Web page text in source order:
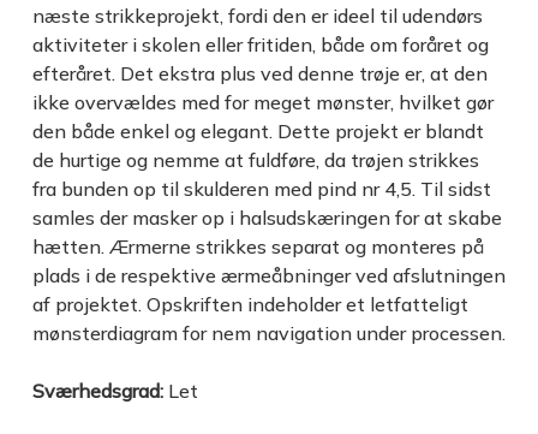
næste strikkeprojekt, fordi den er ideel til udendørs
aktiviteter i skolen eller fritiden, både om foråret og
efteråret. Det ekstra plus ved denne trøje er, at den
ikke overvældes med for meget mønster, hvilket gør
den både enkel og elegant. Dette projekt er blandt
de hurtige og nemme at fuldføre, da trøjen strikkes
fra bunden op til skulderen med pind nr 4,5. Til sidst
samles der masker op i halsudskæringen for at skabe
hætten. Ærmerne strikkes separat og monteres på
plads i de respektive ærmeåbninger ved afslutningen
af projektet. Opskriften indeholder et letfatteligt
mønsterdiagram for nem navigation under processen.
Sværhedsgrad:Let